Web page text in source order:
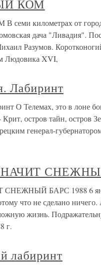
КОМ
километрах от
дача "Ливадия".
Разумов.
Людовика XVI,
Лабиринт
О Телемах, это в лоне
остров тайн, остров
генерал-
БАРС 1988 6
что не сделано
жизнь.
г.
лабиринт